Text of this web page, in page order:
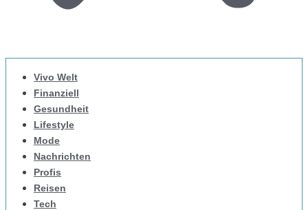
Vivo Welt
Finanziell
Gesundheit
Lifestyle
Mode
Nachrichten
Profis
Reisen
Tech